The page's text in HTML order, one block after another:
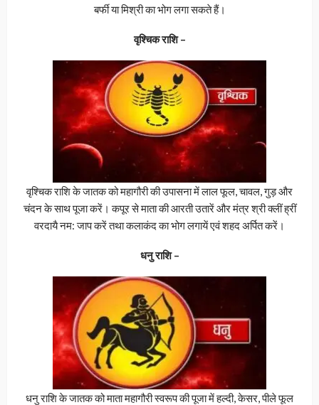
बर्फी या मिश्री का भोग लगा सकते हैं।
वृश्चिक राशि –
वृश्चिक राशि के जातक को महागौरी की उपासना में लाल फूल, चावल, गुड़ और
चंदन के साथ पूजा करें। कपूर से माता की आरती उतारें और मंत्र श्री क्लीं ह्रीं
वरदायै नम: जाप करें तथा कलाकंद का भोग लगायें एवं शहद अर्पित करें।
धनु राशि –
धनु राशि के जातक को माता महागौरी स्वरूप की पूजा में हल्दी, केसर, पीले फूल